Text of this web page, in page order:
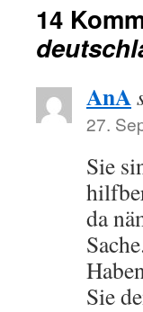
14
AnA
27.
Sie
da
Sie